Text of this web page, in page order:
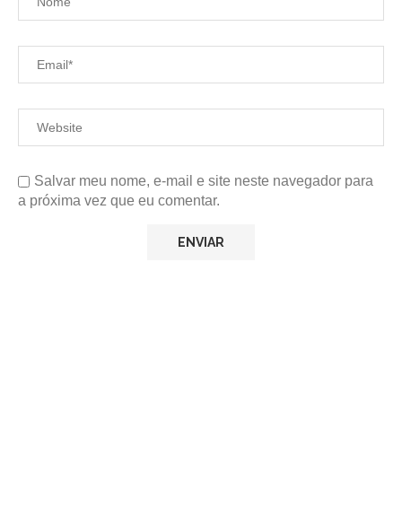
Salvar meu nome, e-mail e site neste navegador para
a próxima vez que eu comentar.